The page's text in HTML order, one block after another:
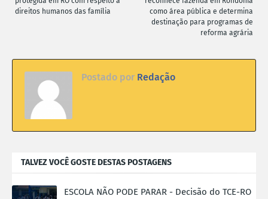
como área pública e determina
destinação para programas de
reforma agrária
direitos humanos das família
Postado por Redação
TALVEZ VOCÊ GOSTE DESTAS POSTAGENS
ESCOLA NÃO PODE PARAR - Decisão do TCE-RO